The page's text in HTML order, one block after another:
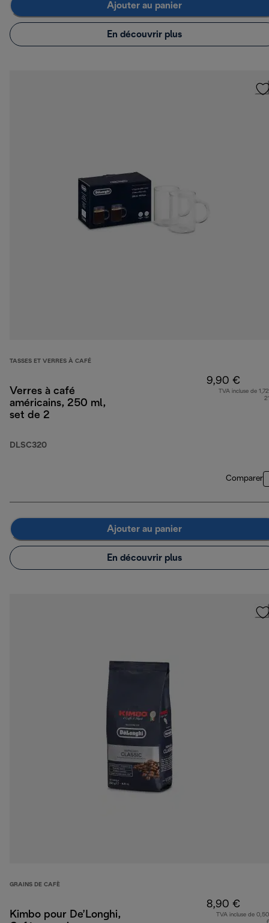
Ajouter au panier
En découvrir plus
TASSES ET VERRES À CAFÉ
Verres à café
américains, 250 ml,
set de 2
DLSC320
9,90 €
TVA incluse de
Comparer
Ajouter au panier
En découvrir plus
GRAINS DE CAFÈ
Kimbo pour De’Longhi,
8,90 €
TVA incluse de